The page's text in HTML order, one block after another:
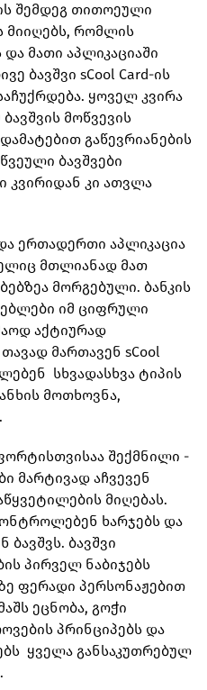
შემდეგ თითოეული
მიიღებს, რომლის
მათი აპლიკაციაში
ბავშვი sCool Card-ის
ყოველ კვირა
მოწვევის
გაწევრიანების
ბავშვები
კვირიდან კი ათვლა
ერთადერთი აპლიკაცია
მთლიანად მათ
მორგებული. ბანკის
იმ ციფრული
აქტიურად
მართავენ sCool
სხვადასხვა ტიპის
მოთხოვნა,
შექმნილი -
მარტივად აჩვევენ
მიღებას.
ხარჯებს და
ბავშვს. ბავშვი
პირველ ნაბიჯებს
ფერადი პერსონაჟებით
ეცნობა, გოჭი
პრინციპებს და
ყველა განსაკუთრებულ